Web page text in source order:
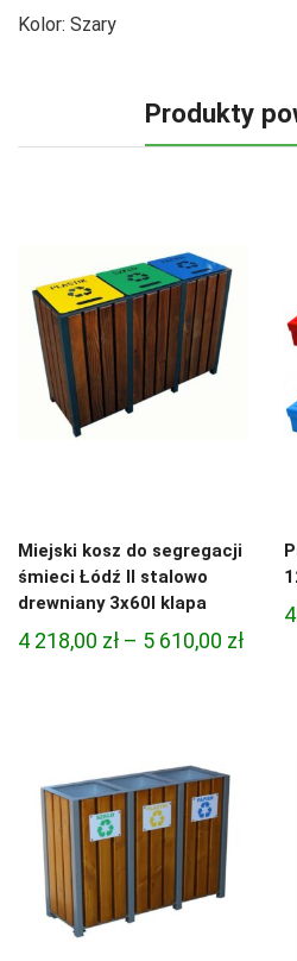
Kolor: Szary
Produkty
Miejski kosz do segregacji
śmieci Łódź II stalowo
drewniany 3x60l klapa
4 218,00 zł – 5 610,00 złZakres